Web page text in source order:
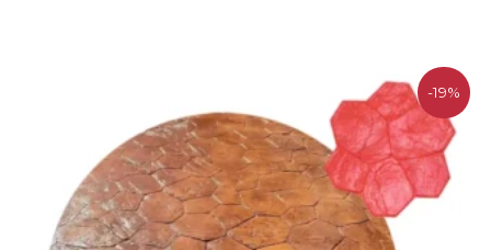
-19%
original
era:
$113.900.
actual
es:
$92.200.